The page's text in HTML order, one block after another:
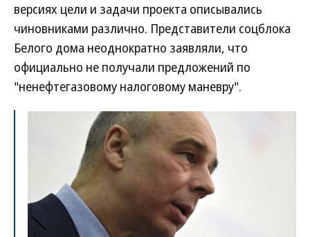
версиях цели и задачи проекта описывались
чиновниками различно. Представители соцблока
Белого дома неоднократно заявляли, что
официально не получали предложений по
"ненефтегазовому налоговому маневру".